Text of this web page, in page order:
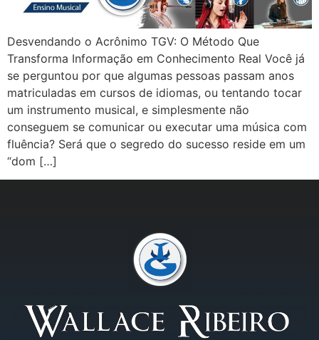
Desvendando o Acrônimo TGV: O Método Que
Transforma Informação em Conhecimento Real Você já
se perguntou por que algumas pessoas passam anos
matriculadas em cursos de idiomas, ou tentando tocar
um instrumento musical, e simplesmente não
conseguem se comunicar ou executar uma música com
fluência? Será que o segredo do sucesso reside em um
“dom […]